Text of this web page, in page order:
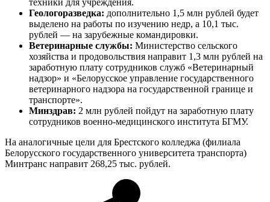
Геологоразведка: дополнительно 1,5 млн рублей будет
выделено на работы по изучению недр, а 10,1 тыс.
рублей — на зарубежные командировки.
Ветеринарные службы: Министерство сельского
хозяйства и продовольствия направит 1,3 млн рублей на
заработную плату сотрудников служб «Ветеринарный
надзор» и «Белорусское управление государственного
ветеринарного надзора на государственной границе и
транспорте».
Минздрав: 2 млн рублей пойдут на заработную плату
сотрудников военно-медицинского института БГМУ.
На аналогичные цели для Брестского колледжа (филиала
Белорусского государственного университета транспорта)
Минтранс направит 268,25 тыс. рублей.